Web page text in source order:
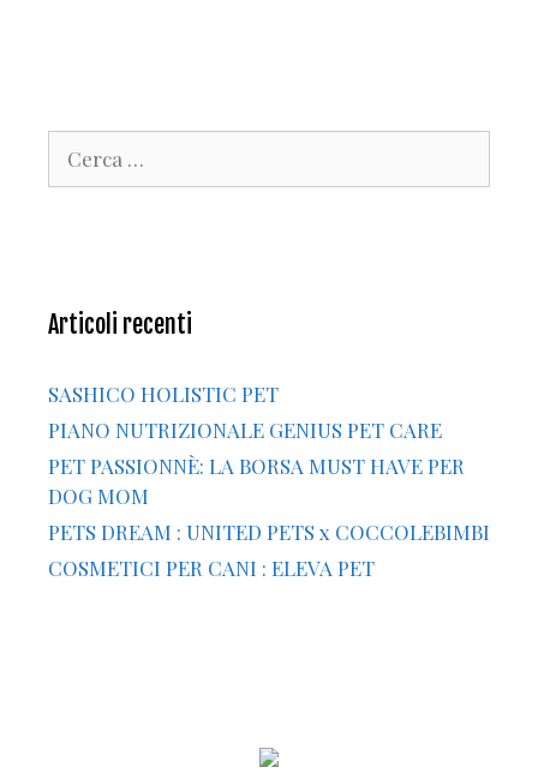
per:
Articoli recenti
SASHICO HOLISTIC PET
PIANO NUTRIZIONALE GENIUS PET CARE
PET PASSIONNÈ: LA BORSA MUST HAVE PER
DOG MOM
PETS DREAM : UNITED PETS x COCCOLEBIMBI
COSMETICI PER CANI : ELEVA PET